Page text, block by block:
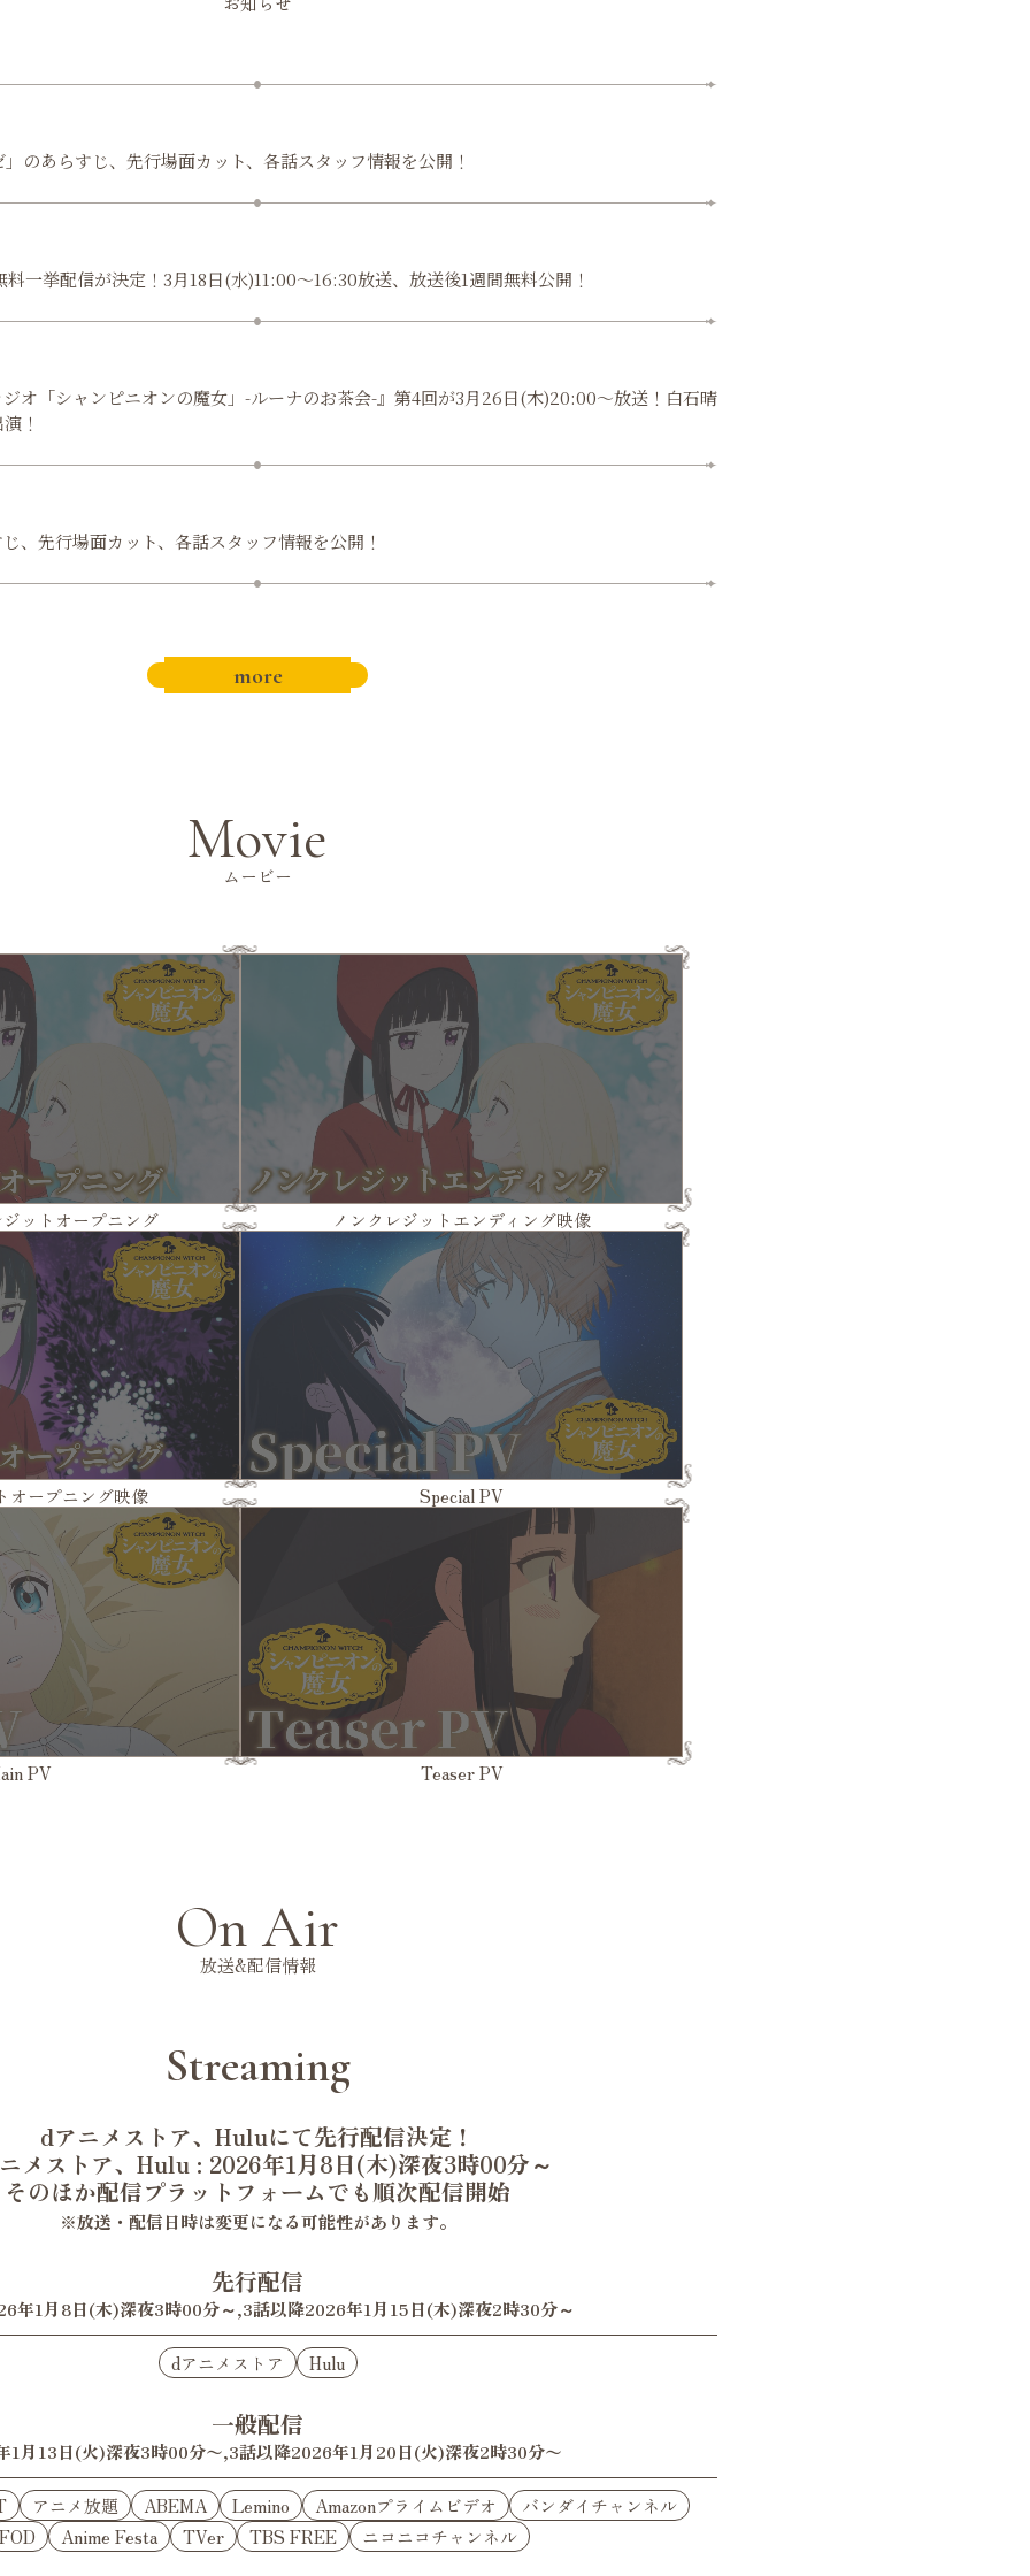
のあらすじ、先行場面カット、各話スタッフ情報を公開！
一挙配信が決定！3月18日(水)11:00〜16:30放送、放送後1週間無料公開！
オ「シャンピニオンの魔女」-ルーナのお茶会-』第4回が3月26日(木)20:00～放送！白石晴
！
、先行場面カット、各話スタッフ情報を公開！
more
Movie
ムービー
ットオープニング ノンクレジットエンディング映像
オープニング映像 Special PV
PV Teaser PV
On Air
放送&配信情報
Streaming
dアニメストア、Huluにて先行配信決定！
メストア、Hulu : 2026年1月8日(木)深夜3時00分～
そのほか配信プラットフォームでも順次配信開始
※放送・配信日時は変更になる可能性があります。
先行配信
年1月8日(木)深夜3時00分～,3話以降2026年1月15日(木)深夜2時30分～
dアニメストア Hulu
一般配信
1月13日(火)深夜3時00分〜,3話以降2026年1月20日(火)深夜2時30分〜
アニメ放題 ABEMA Lemino Amazonプライムビデオ
バンダイチャンネル
Anime Festa TVer TBS FREE ニコニコチャンネル